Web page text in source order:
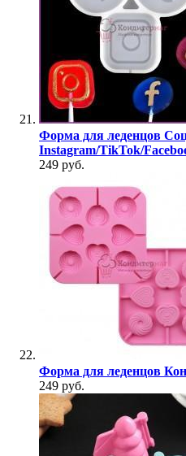
Форма для леденцов
Instagram/TikTok/
249 руб.
Форма для леденцов
249 руб.